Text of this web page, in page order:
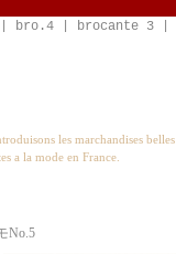
bro.4 brocante 3
les marchandises belles
a la mode en France.
No.5